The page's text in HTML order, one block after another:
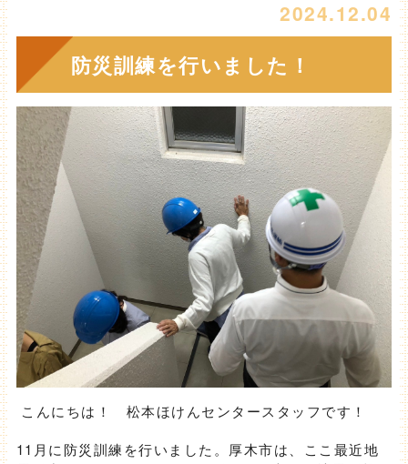
2024.12.04
防災訓練を行いました！
こんにちは！ 松本ほけんセンタースタッフです！
11月に防災訓練を行いました。厚木市は、ここ最近地